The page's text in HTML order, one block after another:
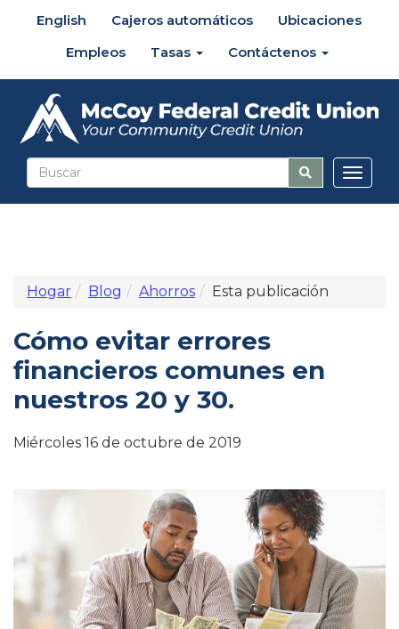
English Cajeros automáticos
Ubicaciones
Empleos
Tasas Contáctenos
Hogar Blog Ahorros Esta publicación
Cómo evitar errores
financieros comunes en
nuestros 20 y 30.
Miércoles 16 de octubre de 2019